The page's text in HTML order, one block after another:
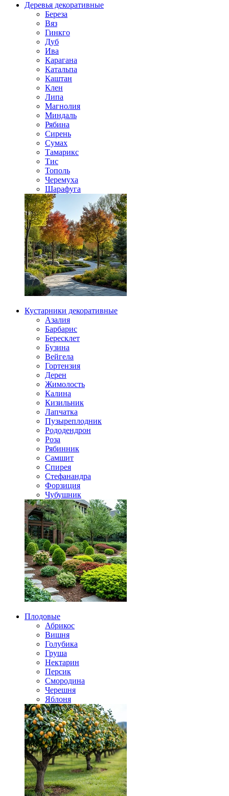
Деревья декоративные
Береза
Вяз
Гинкго
Дуб
Ива
Карагана
Катальпа
Каштан
Клен
Липа
Магнолия
Миндаль
Рябина
Сирень
Сумах
Тамарикс
Тис
Тополь
Черемуха
Шарафуга
Кустарники декоративные
Азалия
Барбарис
Бересклет
Бузина
Вейгела
Гортензия
Дерен
Жимолость
Калина
Кизильник
Лапчатка
Пузыреплодник
Рододендрон
Роза
Рябинник
Самшит
Спирея
Стефанандра
Форзиция
Чубушник
Плодовые
Абрикос
Вишня
Голубика
Груша
Нектарин
Персик
Смородина
Черешня
Яблоня